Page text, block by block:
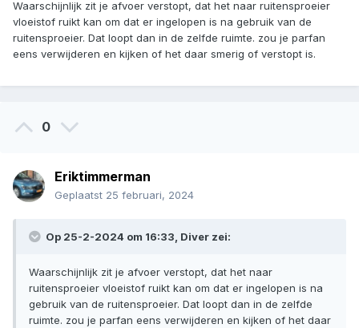
Waarschijnlijk zit je afvoer verstopt, dat het naar ruitensproeier
vloeistof ruikt kan om dat er ingelopen is na gebruik van de
ruitensproeier. Dat loopt dan in de zelfde ruimte. zou je parfan
eens verwijderen en kijken of het daar smerig of verstopt is.
0
Eriktimmerman
Geplaatst 25 februari, 2024
Op 25-2-2024 om 16:33, Diver zei:
Waarschijnlijk zit je afvoer verstopt, dat het naar
ruitensproeier vloeistof ruikt kan om dat er ingelopen is na
gebruik van de ruitensproeier. Dat loopt dan in de zelfde
ruimte. zou je parfan eens verwijderen en kijken of het daar